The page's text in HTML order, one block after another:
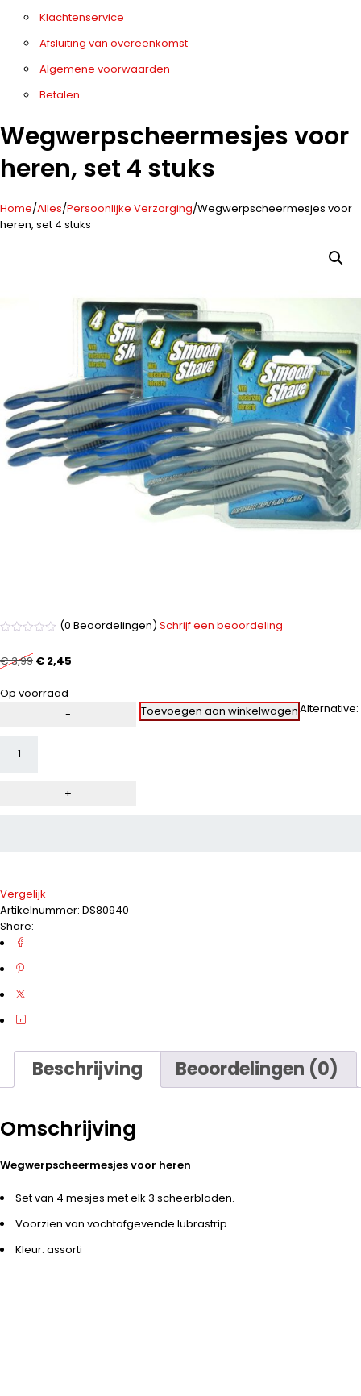
Klachtenservice
Afsluiting van overeenkomst
Algemene voorwaarden
Betalen
Wegwerpscheermesjes voor
heren, set 4 stuks
Home/Alles/Persoonlijke Verzorging/Wegwerpscheermesjes voor
heren, set 4 stuks
uit
(0 Beoordelingen)Schrijf een beoordeling
€3,99 € 2,45
Op voorraad
Toevoegen aan winkelwagenAlternative:
Vergelijk
Artikelnummer: DS80940
Share:
Beschrijving Beoordelingen (0)
Omschrijving
Wegwerpscheermesjes voor heren
Set van 4 mesjes met elk 3 scheerbladen.
Voorzien van vochtafgevende lubrastrip
Kleur: assorti